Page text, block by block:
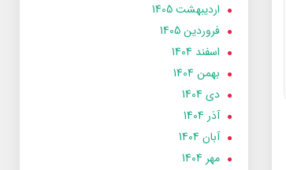
ارديبهشت 1405
فروردین 1405
اسفند 1404
بهمن 1404
دی 1404
آذر 1404
آبان 1404
مهر 1404